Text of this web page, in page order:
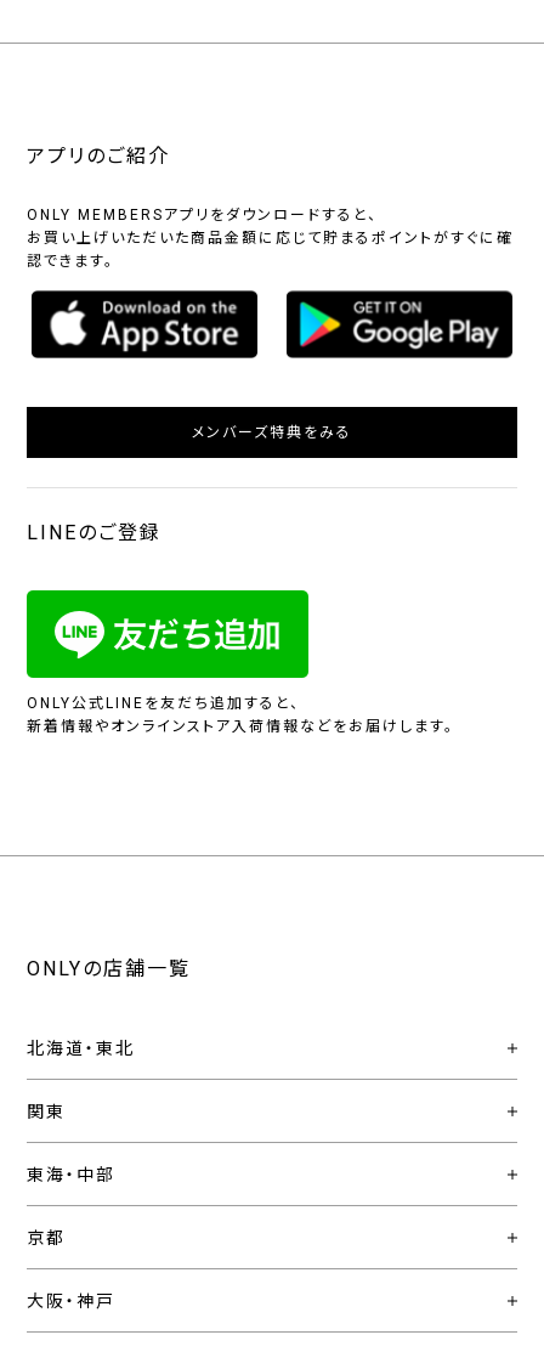
アプリのご紹介
ONLY MEMBERSアプリをダウンロードすると、
お買い上げいただいた商品金額に応じて貯まるポイントがすぐに確
認できます。
メンバーズ特典をみる
LINEのご登録
ONLY公式LINEを友だち追加すると、
新着情報やオンラインストア入荷情報などをお届けします。
ONLYの店舗一覧
北海道・東北
関東
東海・中部
京都
大阪・神戸